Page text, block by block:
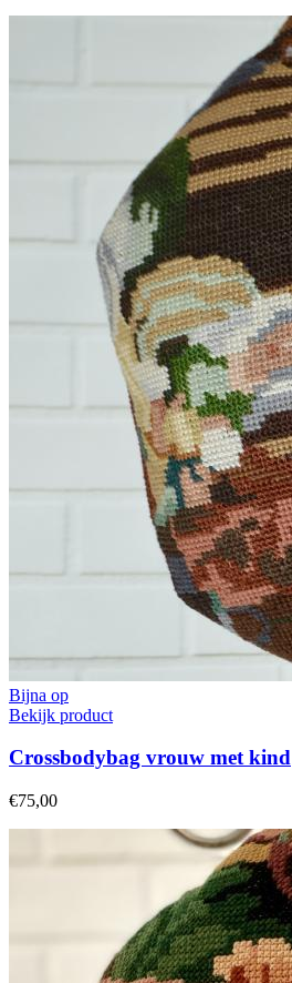
Bijna op
Bekijk product
Crossbodybag vrouw met kind
€75,00